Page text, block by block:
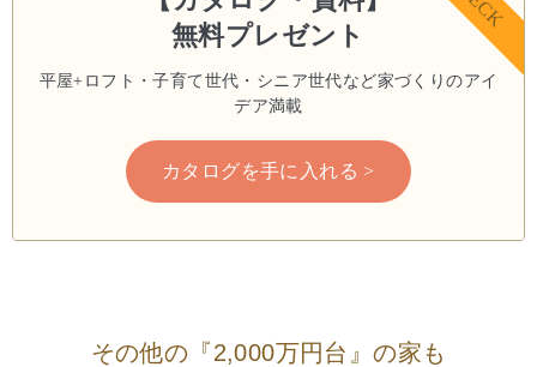
無料プレゼント
平屋+ロフト・子育て世代・シニア世代など家づくりのアイ
デア満載
カタログを手に入れる >
その他の『2,000万円台』の家も